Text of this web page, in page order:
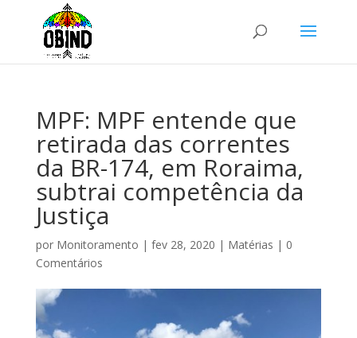
MPF: MPF entende que
retirada das correntes
da BR-174, em Roraima,
subtrai competência da
Justiça
por Monitoramento | fev 28, 2020 | Matérias | 0
Comentários